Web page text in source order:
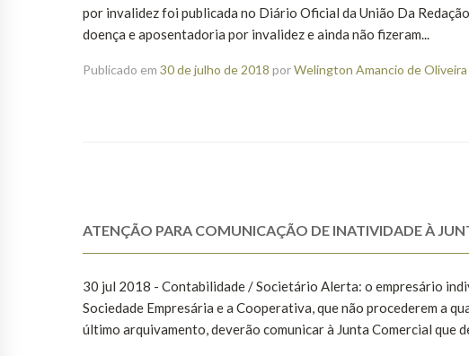
por invalidez foi publicada no Diário Oficial da União Da
doença e aposentadoria por invalidez e ainda não fizeram...
Publicado em 30 de julho de 2018 porWelington Amancio de Oliveira
ATENÇÃO PARA COMUNICAÇÃO DE INATIVIDADE À
30 jul 2018 - Contabilidade / Societário Alerta: o empresário
Sociedade Empresária e a Cooperativa, que não procederem a
último arquivamento, deverão comunicar à Junta Comercial que